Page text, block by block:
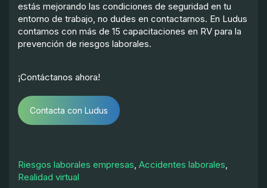
estás mejorando las condiciones de seguridad en tu
entorno de trabajo, no dudes en contactarnos. En Ludus
contamos con más de 15 capacitaciones en RV para la
prevención de riesgos laborales.
¡Contáctanos ahora!
Contacta con Ludus
Riesgos laborales empresas, Accidentes laborales,
Realidad virtual